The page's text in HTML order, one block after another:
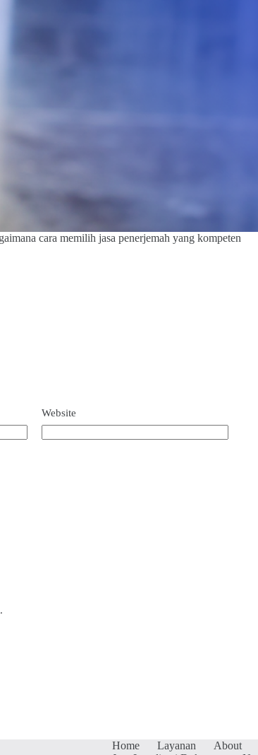
cara memilih jasa penerjemah yang kompeten
Website
Home Layanan About